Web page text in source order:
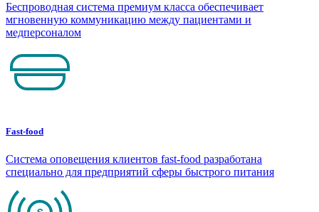
Беспроводная система премиум класса обеспечивает
мгновенную коммуникацию между пациентами и
медперсоналом
Fast-food
Система оповещения клиентов fast-food разработана
специально для предприятий сферы быстрого питания